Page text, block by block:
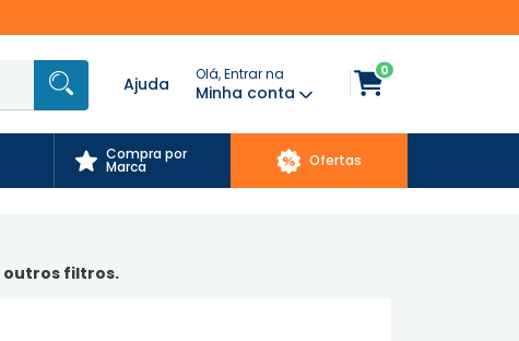
Ajuda Olá, Entrar na
Minha conta
0
Compra por
Marca Ofertas
outros filtros.